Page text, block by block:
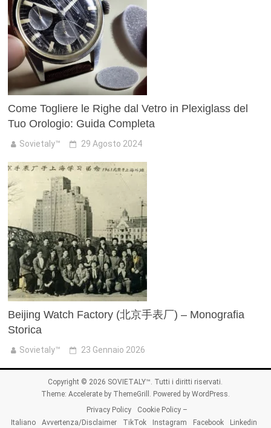
Come Togliere le Righe dal Vetro in Plexiglass del
Tuo Orologio: Guida Completa
Sovietaly™ 29 Agosto 2024
Beijing Watch Factory (北京手表厂) – Monografia
Storica
Sovietaly™ 23 Gennaio 2026
Copyright © 2026 SOVIETALY™. Tutti i diritti riservati.
Theme: Accelerateby ThemeGrill. Powered by WordPress.
Privacy Policy
Cookie Policy –
Italiano
Avvertenza/Disclaimer TikTok Instagram Facebook Linkedin